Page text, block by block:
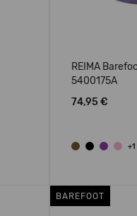
REIMA
5400175A
74,95 €
+1
BAREFOOT